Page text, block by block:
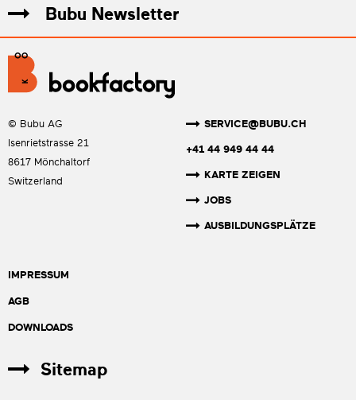
Bubu Newsletter
© Bubu AG
Isenrietstrasse 21
8617 Mönchaltorf
Switzerland
SERVICE@BUBU.CH
+41 44 949 44 44
KARTE ZEIGEN
JOBS
AUSBILDUNGSPLÄTZE
IMPRESSUM
AGB
DOWNLOADS
Sitemap